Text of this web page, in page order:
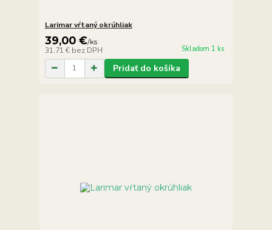
Larimar vŕtaný okrúhliak
39,00 €/ks
31,71 € bez DPH Skladom 1 ks
Pridať do košíka